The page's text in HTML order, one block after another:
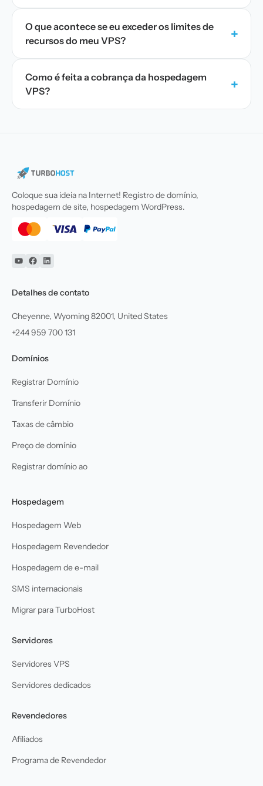
O que acontece se eu exceder os limites de
recursos do meu VPS?
+
Como é feita a cobrança da hospedagem
VPS?
+
Coloque sua ideia na Internet! Registro de domínio,
hospedagem de site, hospedagem WordPress.
YouTube
Facebook
Linkedin
Detalhes de contato
Cheyenne, Wyoming 82001, United States
+244 959 700 131
Domínios
Registrar Domínio
Transferir Domínio
Taxas de câmbio
Preço de domínio
Registrar domínio ao
Hospedagem
Hospedagem Web
Hospedagem Revendedor
Hospedagem de e-mail
SMS internacionais
Migrar para TurboHost
Servidores
Servidores VPS
Servidores dedicados
Revendedores
Afiliados
Programa de Revendedor